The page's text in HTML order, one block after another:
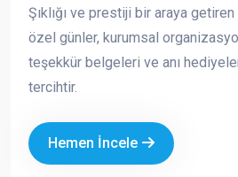
Şıklığı ve prestiji bir araya
özel günler, kurumsal
teşekkür belgeleri ve anı
tercihtir.
Hemen İncele